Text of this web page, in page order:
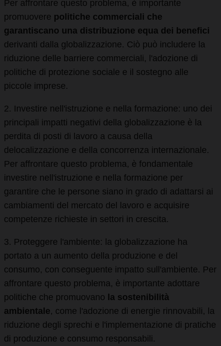
Per affrontare questo problema, è importante
promuovere politiche commerciali che
garantiscano una distribuzione equa dei benefici
derivanti dalla globalizzazione. Ciò può includere la
riduzione delle barriere commerciali, l'adozione di
politiche di protezione sociale e il sostegno alle
piccole imprese.
2. Investire nell'istruzione e nella formazione: uno dei
principali impatti negativi della globalizzazione è la
perdita di posti di lavoro a causa della
delocalizzazione e della concorrenza internazionale.
Per affrontare questo problema, è fondamentale
investire nell'istruzione e nella formazione per
garantire che le persone siano in grado di adattarsi ai
cambiamenti del mercato del lavoro e acquisire
competenze richieste in settori in crescita.
3. Proteggere l'ambiente: la globalizzazione ha
portato a un aumento della produzione e del
consumo, con conseguente impatto sull'ambiente. Per
affrontare questo problema, è importante adottare
politiche che promuovano la sostenibilità
ambientale, come l'adozione di energie rinnovabili, la
riduzione degli sprechi e l'implementazione di pratiche
di produzione e consumo responsabili.